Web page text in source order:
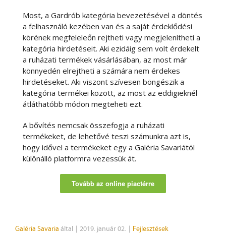
Most, a Gardrób kategória bevezetésével a döntés
a felhasználó kezében van és a saját érdeklődési
körének megfeleleőn rejtheti vagy megjelenítheti a
kategória hirdetéseit. Aki ezidáig sem volt érdekelt
a ruházati termékek vásárlásában, az most már
könnyedén elrejtheti a számára nem érdekes
hirdetéseket. Aki viszont szívesen böngészik a
kategória termékei között, az most az eddigieknél
átláthatóbb módon megteheti ezt.
A bővítés nemcsak összefogja a ruházati
termékeket, de lehetővé teszi számunkra azt is,
hogy idővel a termékeket egy a Galéria Savariától
különálló platformra vezessük át.
Tovább az online piactérre
Galéria Savaria által | 2019. január 02. | Fejlesztések